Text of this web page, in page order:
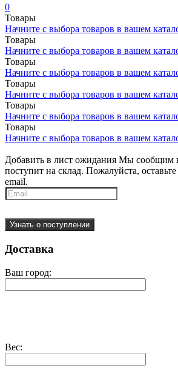
0
Товары
Начните с выбора товаров в вашем
Товары
Начните с выбора товаров в вашем
Товары
Начните с выбора товаров в вашем
Товары
Начните с выбора товаров в вашем
Товары
Начните с выбора товаров в вашем
Товары
Начните с выбора товаров в вашем
Добавить в лист ожидания Мы сообщим
поступит на склад. Пожалуйста,
email.
Узнать о поступлении
Доставка
Ваш город:
Вес: